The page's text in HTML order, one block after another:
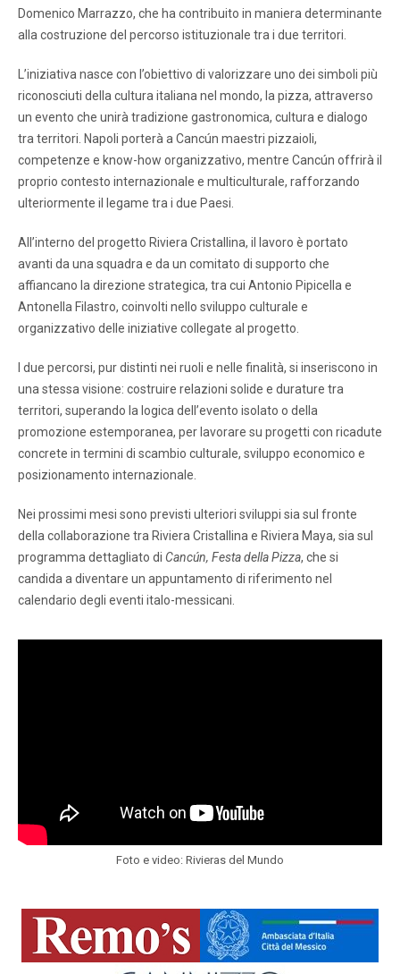
Domenico Marrazzo, che ha contribuito in maniera determinante
alla costruzione del percorso istituzionale tra i due territori.
L’iniziativa nasce con l’obiettivo di valorizzare uno dei simboli più
riconosciuti della cultura italiana nel mondo, la pizza, attraverso
un evento che unirà tradizione gastronomica, cultura e dialogo
tra territori. Napoli porterà a Cancún maestri pizzaioli,
competenze e know-how organizzativo, mentre Cancún offrirà il
proprio contesto internazionale e multiculturale, rafforzando
ulteriormente il legame tra i due Paesi.
All’interno del progetto Riviera Cristallina, il lavoro è portato
avanti da una squadra e da un comitato di supporto che
affiancano la direzione strategica, tra cui Antonio Pipicella e
Antonella Filastro, coinvolti nello sviluppo culturale e
organizzativo delle iniziative collegate al progetto.
I due percorsi, pur distinti nei ruoli e nelle finalità, si inseriscono in
una stessa visione: costruire relazioni solide e durature tra
territori, superando la logica dell’evento isolato o della
promozione estemporanea, per lavorare su progetti con ricadute
concrete in termini di scambio culturale, sviluppo economico e
posizionamento internazionale.
Nei prossimi mesi sono previsti ulteriori sviluppi sia sul fronte
della collaborazione tra Riviera Cristallina e Riviera Maya, sia sul
programma dettagliato di Cancún, Festa della Pizza, che si
candida a diventare un appuntamento di riferimento nel
calendario degli eventi italo-messicani.
Foto e video: Rivieras del Mundo